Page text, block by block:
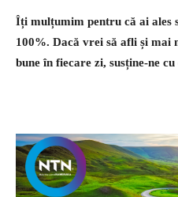
Îți mulțumim pentru că ai ales
100%. Dacă vrei să afli și mai
bune în fiecare zi, susține-ne